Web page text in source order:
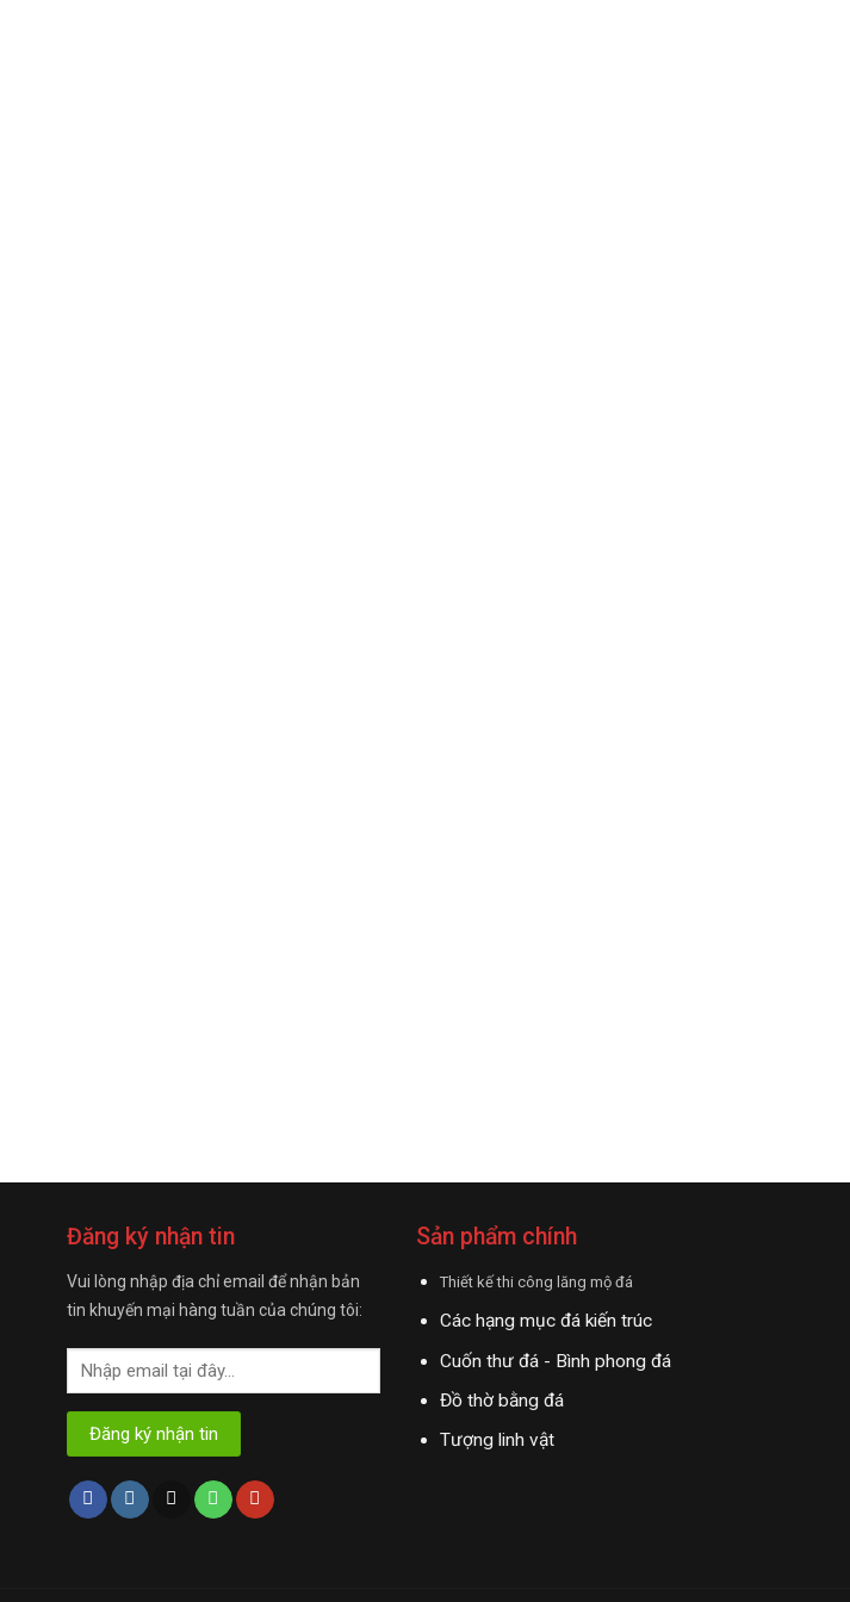
Đăng ký nhận tin
Vui lòng nhập địa chỉ email để nhận bản
tin khuyến mại hàng tuần của chúng tôi:
Sản phẩm chính
Thiết kế thi công lăng mộ đá
Các hạng mục đá kiến trúc
Cuốn thư đá - Bình phong đá
Đồ thờ bằng đá
Tượng linh vật